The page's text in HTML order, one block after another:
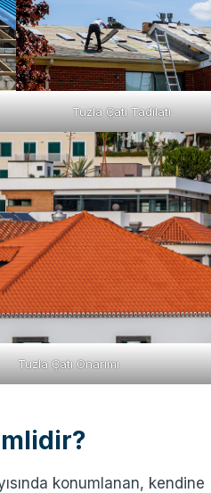
Tuzla Çatı Tadilatı
Tuzla Çatı Onarımı
konumlanan, kendine